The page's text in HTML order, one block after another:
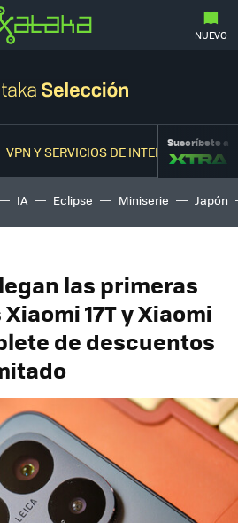
NUEVO
VPN Y SERVICIOS DE INTERNETSuscríbete a
IA Eclipse Miniserie Japón
las primeras
17T y Xiaomi
de descuentos